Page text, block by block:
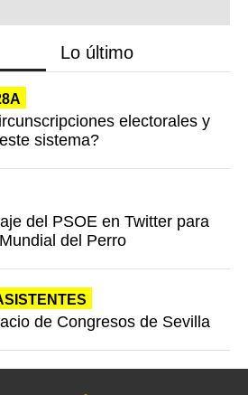
Lo último
electorales y
sistema?
del PSOE en Twitter para
del Perro
de Congresos de Sevilla